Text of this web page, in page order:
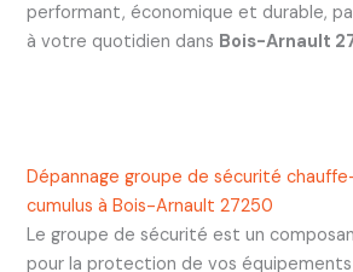
performant, économique et durable,
à votre quotidien dans Bois-Arnault
Dépannage groupe de sécurité
cumulus à Bois-Arnault 27250
Le groupe de sécurité est un
pour la protection de vos équipements